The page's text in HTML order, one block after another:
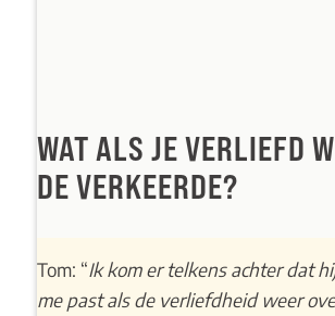
WAT ALS JE VERLIEFD
DE VERKEERDE?
Tom: “Ik kom er telkens achter dat
me past als de verliefdheid weer